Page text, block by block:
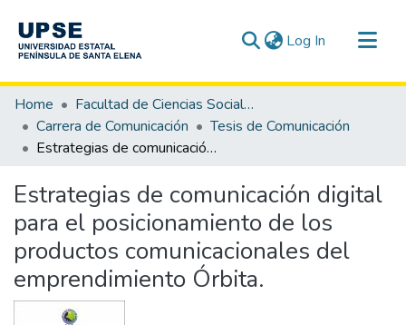
Log In (current)
Communities & Collections
All of DSpace
Statistics
Home
Facultad de Ciencias Sociales y de la Salud
Carrera de Comunicación
Tesis de Comunicación
Estrategias de comunicación digital para el posicionamiento de los productos comunicacionales del emprendimiento Órbita.
Estrategias de comunicación digital
para el posicionamiento de los
productos comunicacionales del
emprendimiento Órbita.